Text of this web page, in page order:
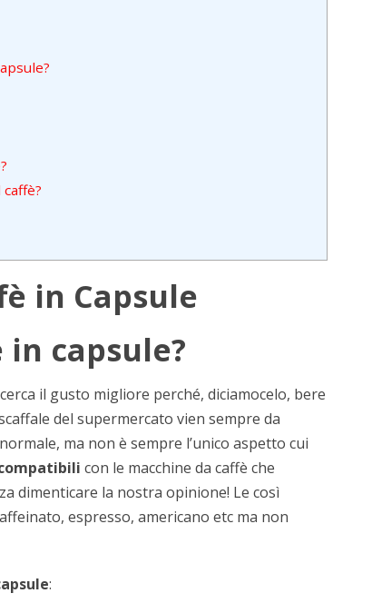
in Capsule
capsule?
il gusto migliore perché, diciamocelo, bere
del supermercato vien sempre da
ma non è sempre l’unico aspetto cui
con le macchine da caffè che
dimenticare la nostra opinione! Le così
espresso, americano etc ma non
: